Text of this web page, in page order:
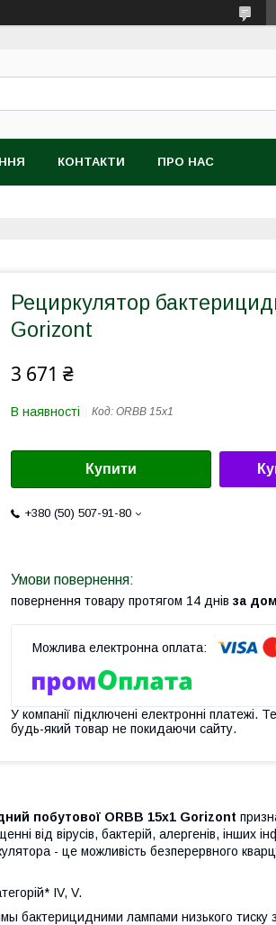
КОНТАКТИ ПРО НАС
Рециркулятор
Gorizont
3 671 ₴
В наявності Код: ORBB 15x1
Купити
+380 (50) 507-91-80
повернення товару протягом 14 днів за
У компанії підключені електронні платежі.
будь-який товар не покидаючи сайту.
побутової ORBB 15x1 Gorizont
від вірусів, бактерій, алергенів, інших
- це можливість безперервного
IV, V.
бактерицидними лампами низького тиску